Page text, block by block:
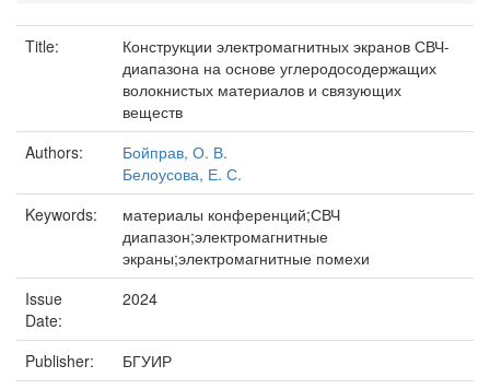
Title:
Конструкции электромагнитных экранов СВЧ-
диапазона на основе углеродосодержащих
волокнистых материалов и связующих
веществ
Authors:
Бойправ, О. В.
Белоусова, Е. С.
Keywords:
материалы конференций;СВЧ
диапазон;электромагнитные
экраны;электромагнитные помехи
Issue
Date:
2024
Publisher:
БГУИР